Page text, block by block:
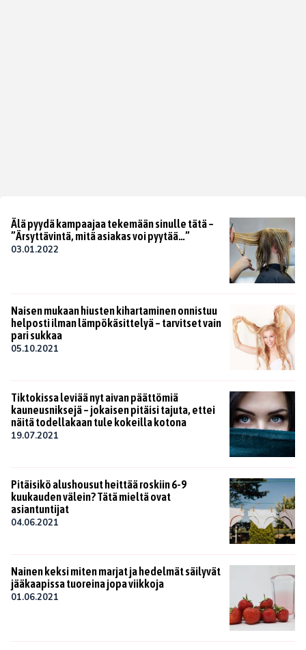
Älä pyydä kampaajaa tekemään sinulle tätä –
”Ärsyttävintä, mitä asiakas voi pyytää…”
03.01.2022
Naisen mukaan hiusten kihartaminen onnistuu
helposti ilman lämpökäsittelyä – tarvitset vain
pari sukkaa
05.10.2021
Tiktokissa leviää nyt aivan päättömiä
kauneusniksejä – jokaisen pitäisi tajuta, ettei
näitä todellakaan tule kokeilla kotona
19.07.2021
Pitäisikö alushousut heittää roskiin 6-9
kuukauden välein? Tätä mieltä ovat
asiantuntijat
04.06.2021
Nainen keksi miten marjat ja hedelmät säilyvät
jääkaapissa tuoreina jopa viikkoja
01.06.2021